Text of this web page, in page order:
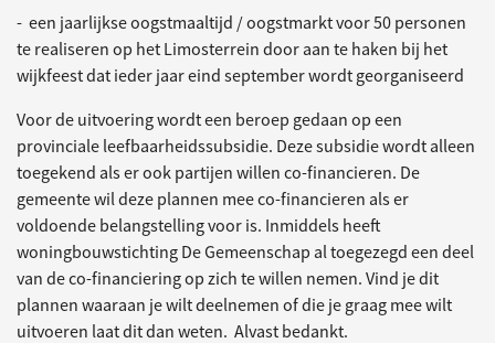
- een jaarlijkse oogstmaaltijd / oogstmarkt voor 50 personen
te realiseren op het Limosterrein door aan te haken bij het
wijkfeest dat ieder jaar eind september wordt georganiseerd
Voor de uitvoering wordt een beroep gedaan op een
provinciale leefbaarheidssubsidie. Deze subsidie wordt alleen
toegekend als er ook partijen willen co-financieren. De
gemeente wil deze plannen mee co-financieren als er
voldoende belangstelling voor is. Inmiddels heeft
woningbouwstichting De Gemeenschap al toegezegd een deel
van de co-financiering op zich te willen nemen. Vind je dit
plannen waaraan je wilt deelnemen of die je graag mee wilt
uitvoeren laat dit dan weten. Alvast bedankt.